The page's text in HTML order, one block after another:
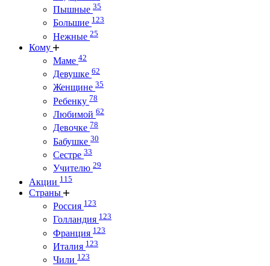
Пышные 35
Большие 123
Нежные 25
Кому
Маме 42
Девушке 62
Женщине 35
Ребенку 78
Любимой 62
Девочке 78
Бабушке 30
Сестре 33
Учителю 29
Акции 115
Страны
Россия 123
Голландия 123
Франция 123
Италия 123
Чили 123